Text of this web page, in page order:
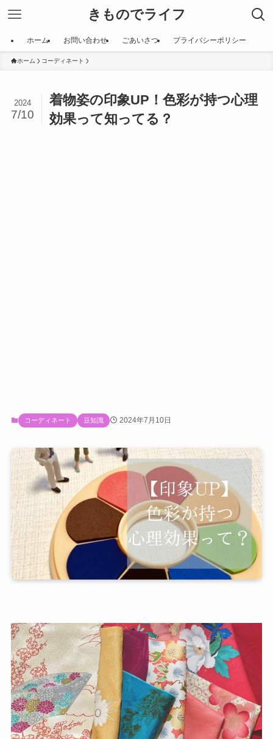
きものでライフ
ホーム お問い合わせ ごあいさつ プライバシーポリシー
ホーム コーディネート
着物姿の印象UP！色彩が持つ心理
効果って知ってる？
2024
7/10
コーディネート 豆知識 2024年7月10日